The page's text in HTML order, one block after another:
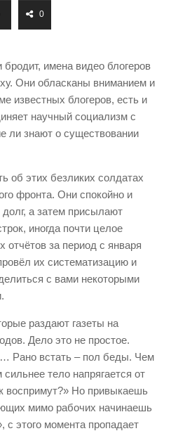
РОССИИ
0
имена видео блогеров
Они обласканы вниманием и
известных блогеров, есть и
научный социализм с
ли знают о существовании
об этих безликих солдатах
фронта. Они спокойно и
а затем присылают
иногда почти целое
отчётов за период с января
их систематизацию и
с вами некоторыми
раздают газеты на
Дело это не простое.
Рано встать – пол беды. Чем
тело напрягается от
воспримут?» Но привыкаешь
мимо рабочих начинаешь
этого момента пропадает